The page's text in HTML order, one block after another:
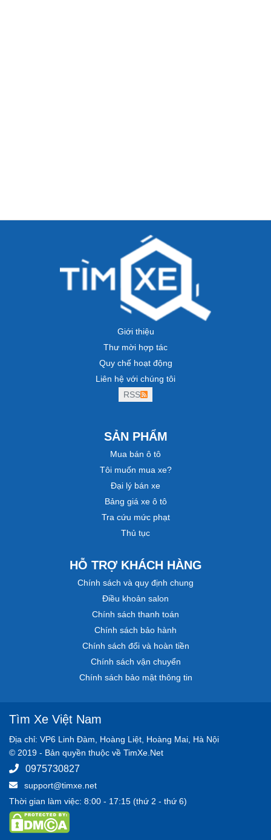
Giới thiệu
Thư mời hợp tác
Quy chế hoạt động
Liên hệ với chúng tôi
RSS
SẢN PHẨM
Mua bán ô tô
Tôi muốn mua xe?
Đại lý bán xe
Bảng giá xe ô tô
Tra cứu mức phạt
Thủ tục
HỖ TRỢ KHÁCH HÀNG
Chính sách và quy định chung
Điều khoản salon
Chính sách thanh toán
Chính sách bảo hành
Chính sách đổi và hoàn tiền
Chính sách vận chuyển
Chính sách bảo mật thông tin
Tìm Xe Việt Nam
Địa chỉ: VP6 Linh Đàm, Hoàng Liệt, Hoàng Mai, Hà Nội
© 2019 - Bản quyền thuộc về TimXe.Net
0975730827
support@timxe.net
Thời gian làm việc: 8:00 - 17:15 (thứ 2 - thứ 6)